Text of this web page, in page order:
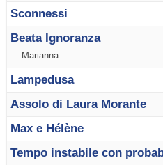
Sconnessi
Beata Ignoranza
... Marianna
Lampedusa
Assolo di Laura Morante
Max e Hélène
Tempo instabile con